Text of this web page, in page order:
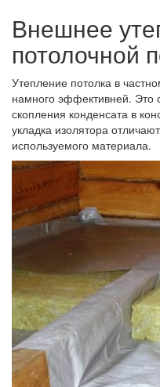
Внешнее
потолочной
Утепление потолка в
намного эффективней. Это
скопления конденсата в
укладка изолятора
используемого материала.